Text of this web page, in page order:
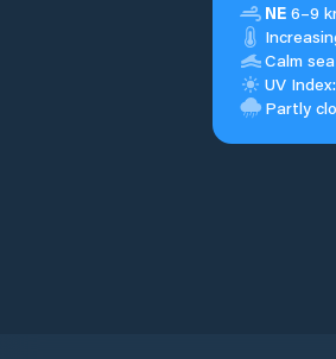
NE 6–9
Calm sea
UV
Partly